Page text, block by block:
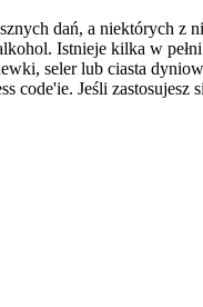
dań, a niektórych z
Istnieje kilka w
seler lub ciasta
code'ie. Jeśli